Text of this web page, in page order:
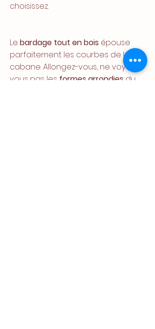
choisissez.
Le bardage tout en bois épouse
parfaitement les courbes de la
cabane. Allongez-vous, ne voyez-
vous pas les formes arrondies du